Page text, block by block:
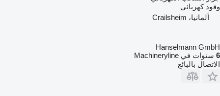
وقود كهربائي
ألمانيا، Crailsheim
Hanselmann GmbH
6 سنوات في Machineryline
الاتصال بالبائع